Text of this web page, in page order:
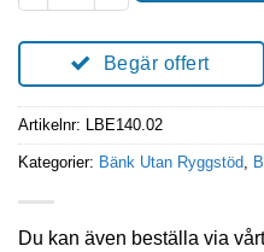
Begär offert
Artikelnr: LBE140.02
Kategorier: Bänk Utan Ryggstöd
Du kan även beställa via